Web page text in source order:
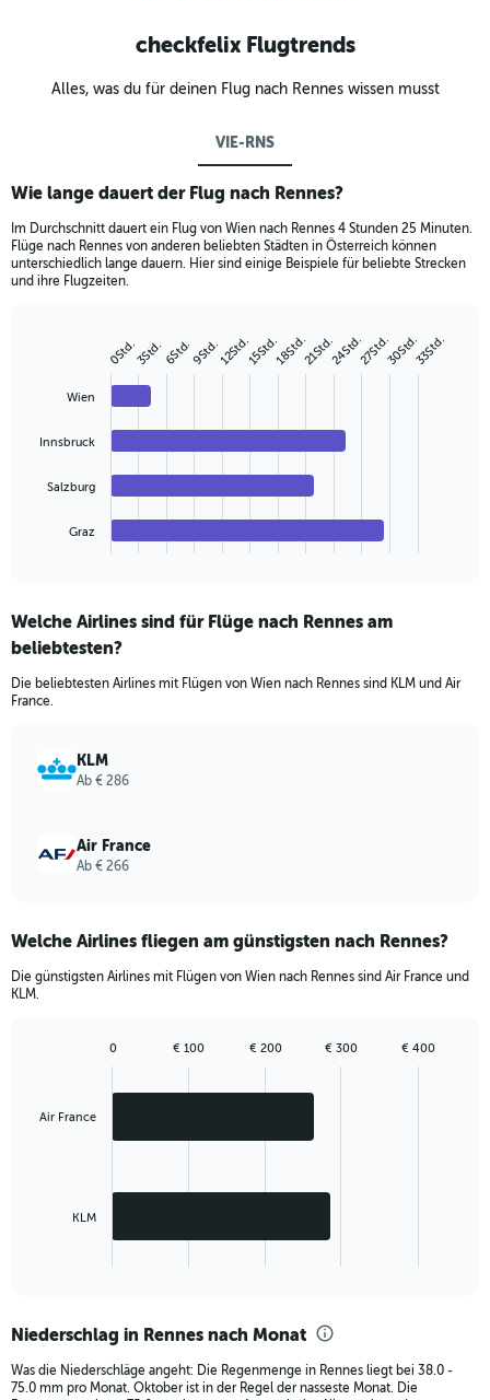
checkfelix Flugtrends
Alles, was du für deinen Flug nach Rennes wissen musst
VIE-RNS
Wie lange dauert der Flug nach Rennes?
Im Durchschnitt dauert ein Flug von Wien nach Rennes 4 Stunden 25 Minuten.
Flüge nach Rennes von anderen beliebten Städten in Österreich können
unterschiedlich lange dauern. Hier sind einige Beispiele für beliebte Strecken
und ihre Flugzeiten.
chart
Range:
4
The
chart
Y
values.
Range:
Wien
Innsbruck
Salzburg
Graz
0Std. 6Std. 12Std. 18Std. 24Std. 30Std.
3Std. 9Std. 15Std. 21Std. 27Std. 33Std.
Welche Airlines sind für Flüge nach Rennes am
beliebtesten?
Die beliebtesten Airlines mit Flügen von Wien nach Rennes sind KLM und Air
France.
KLM
Ab € 286
Air France
Ab € 266
Welche Airlines fliegen am günstigsten nach Rennes?
Die günstigsten Airlines mit Flügen von Wien nach Rennes sind Air France und
KLM.
Range:
categories.
Air France
KLM
0 € 100 € 200 € 300 € 400
Niederschlag in Rennes nach Monat
Was die Niederschläge angeht: Die Regenmenge in Rennes liegt bei 38.0 -
75.0 mm pro Monat. Oktober ist in der Regel der nasseste Monat. Die